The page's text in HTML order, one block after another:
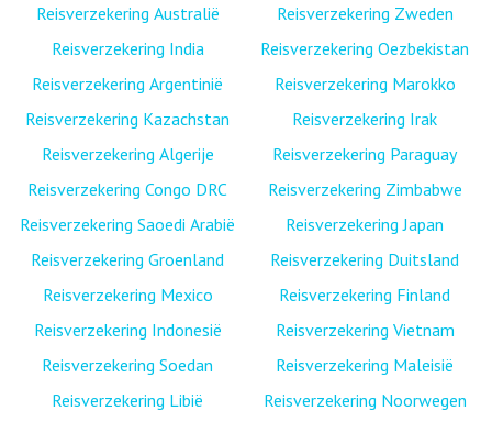
Reisverzekering Australië
Reisverzekering India
Reisverzekering Argentinië
Reisverzekering Kazachstan
Reisverzekering Algerije
Reisverzekering Congo DRC
Reisverzekering Saoedi Arabië
Reisverzekering Groenland
Reisverzekering Mexico
Reisverzekering Indonesië
Reisverzekering Soedan
Reisverzekering Libië
Reisverzekering Zweden
Reisverzekering Oezbekistan
Reisverzekering Marokko
Reisverzekering Irak
Reisverzekering Paraguay
Reisverzekering Zimbabwe
Reisverzekering Japan
Reisverzekering Duitsland
Reisverzekering Finland
Reisverzekering Vietnam
Reisverzekering Maleisië
Reisverzekering Noorwegen